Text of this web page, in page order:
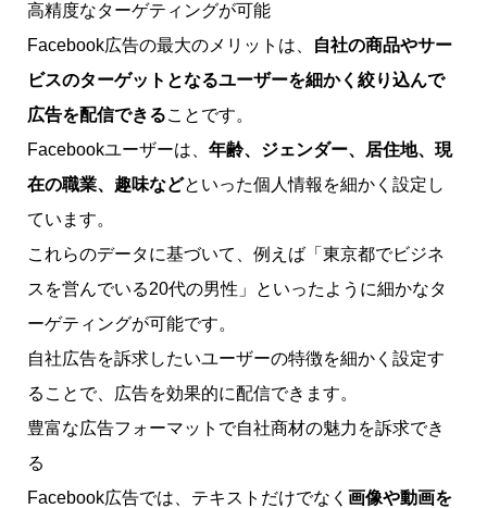
高精度なターゲティングが可能
Facebook広告の最大のメリットは、
自社の商品やサー
ビスのターゲットとなるユーザーを細かく絞り込んで
広告を配信できることです。
Facebookユーザーは、 年齢、ジェンダー、居住地、現
在の職業、趣味などといった個人情報を細かく設定し
ています。
これらのデータに基づいて、例えば「東京都でビジネ
スを営んでいる20代の男性」といったように細かなタ
ーゲティングが可能です。
自社広告を訴求したいユーザーの特徴を細かく設定す
ることで、広告を効果的に配信できます。
豊富な広告フォーマットで自社商材の魅力を訴求でき
る
Facebook広告では、テキストだけでなく 画像や動画を